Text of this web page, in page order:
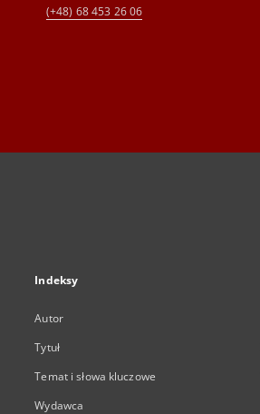
(+48) 68 453 26 06
Indeksy
Autor
Tytuł
Temat i słowa kluczowe
Wydawca